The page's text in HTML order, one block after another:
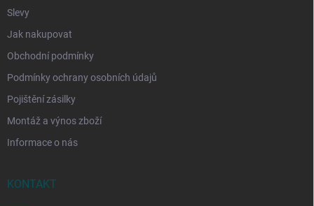
Slevy
Jak nakupovat
Obchodní podmínky
Podmínky ochrany osobních údajů
Pojištění zásilky
Montáž a výnos zboží
Informace o nás
KONTAKT